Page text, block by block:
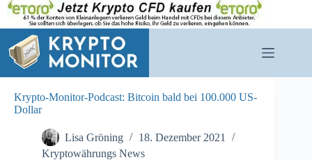
Zum
Inhalt
springen
Krypto-Monitor-Podcast: Bitcoin bald bei 100.000 US-
Dollar
Lisa Gröning
18. Dezember 2021
Kryptowährungs News